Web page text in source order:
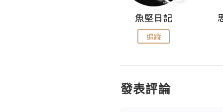
魚堅日記
追蹤
發表評論